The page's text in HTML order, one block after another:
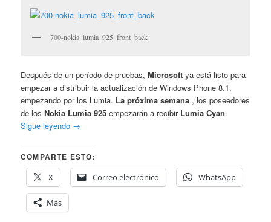
700-nokia_lumia_925_front_back
Después de un período de pruebas,Microsoft ya está listo para
empezar a distribuir la actualización de Windows Phone 8.1,
empezando por los Lumia. La próxima semana , los poseedores
de losNokia Lumia 925 empezarán a recibir Lumia Cyan.
Sigue leyendo →
COMPARTE ESTO:
X
Correo electrónico WhatsApp
Más